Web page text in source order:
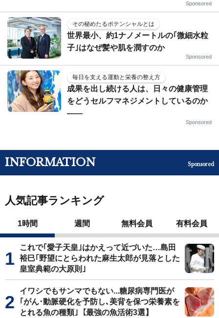
Sponsored
その秘めたるポテンシャルとは
世界最小、約1ナノメートルの｢微細水粒
子｣はなぜ髪や肌を潤すのか
Sponsored
毎日を支える運動と栄養の整え方
成果を出し続ける人は、日々の健康管理
をどうセルフマネジメントしているのか
——
Sponsored
INFORMATION Sponsored
人気記事ランキング
1時間 週間 無料会員 有料会員
これで｢愛子天皇｣はかえって近づいた…島田
裕巳｢野望にとらわれた麻生太郎が見落とした
皇室典範の大原則｣
イワシでもサンマでもない...糖尿病専門医が
｢がん･動脈硬化を予防し､美背を保つ栄養素を
とれる魚の種類｣【最強の魚活術3選】